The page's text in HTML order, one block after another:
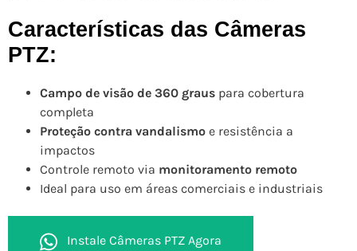
Características das Câmeras
PTZ:
Campo de visão de 360 graus para cobertura
completa
Proteção contra vandalismo e resistência a
impactos
Controle remoto via monitoramento remoto
Ideal para uso em áreas comerciais e industriais
Instale Câmeras PTZ Agora